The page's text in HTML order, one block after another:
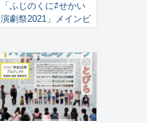
「ふじのくに⇄せかい
演劇祭2021」メインビ